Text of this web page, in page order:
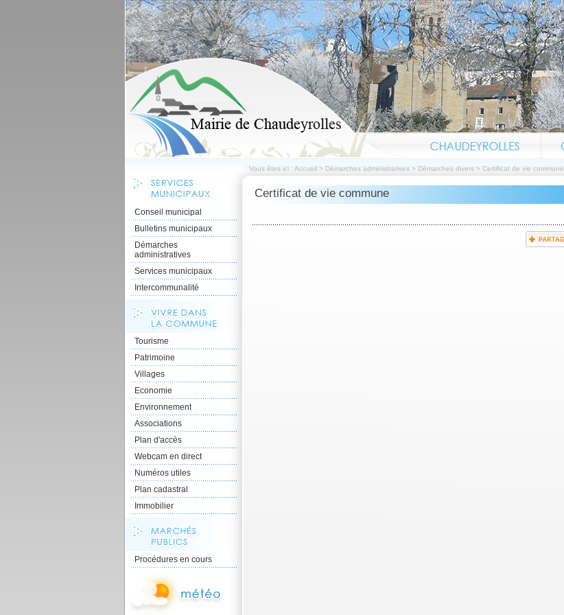
Vous êtes ici : Accueil > Démarches administratives > Démarches divers > Certificat de vie commune
Conseil municipal
Bulletins municipaux
Démarches
administratives
Services municipaux
Intercommunalité
Tourisme
Patrimoine
Villages
Economie
Environnement
Associations
Plan d'accès
Webcam en direct
Numéros utiles
Plan cadastral
Immobilier
Procédures en cours
Certificat de vie commune